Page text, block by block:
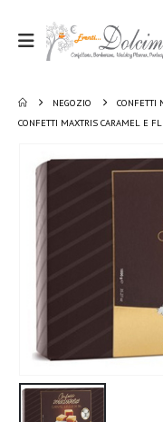
NEGOZIO
CONFETTI
CONFETTI MAXTRIS CARAMEL E